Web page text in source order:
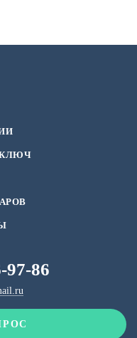
КЛЮЧ
97-86